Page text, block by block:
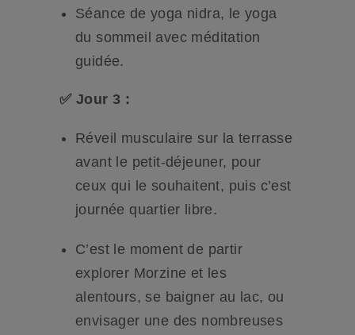
Séance de yoga nidra, le yoga
du sommeil avec méditation
guidée.
✅ Jour 3 :
Réveil musculaire sur la terrasse
avant le petit-déjeuner, pour
ceux qui le souhaitent, puis c’est
journée quartier libre.
C’est le moment de partir
explorer Morzine et les
alentours, se baigner au lac, ou
envisager une des nombreuses